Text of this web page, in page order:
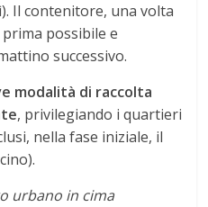
Il contenitore, una volta
possibile e
successivo.
modalità di raccolta
, privilegiando i quartieri
nella fase iniziale, il
urbano in cima